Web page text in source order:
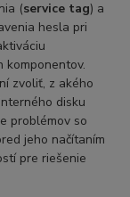
(service tag) a
hesla pri
komponentov.
zvoliť, z akého
disku
problémov so
jeho načítaním
pre riešenie